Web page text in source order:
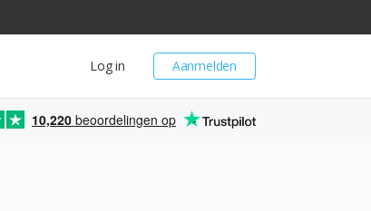
Aanmelden
Log in
10,220 beoordelingen op